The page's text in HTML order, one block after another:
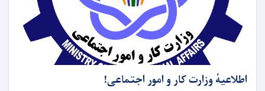
اطلاعیهٔ وزارت کار و امور اجتماعی!